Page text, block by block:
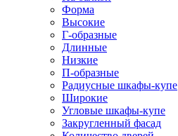
Форма
Высокие
Г-образные
Длинные
Низкие
П-образные
Радиусные шкафы-купе
Широкие
Угловые шкафы-купе
Закругленный фасад